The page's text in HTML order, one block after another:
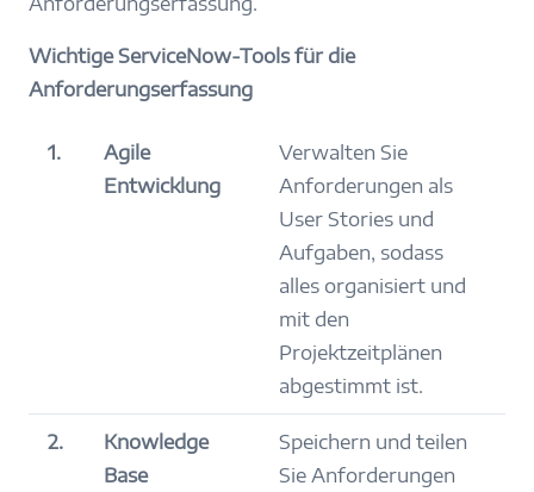
Wichtige ServiceNow-Tools für die
Anforderungserfassung
1.
Agile
Entwicklung
Verwalten Sie
Anforderungen als
User Stories und
Aufgaben, sodass
alles organisiert und
mit den
Projektzeitplänen
abgestimmt ist.
2.
Knowledge
Base
Speichern und teilen
Sie Anforderungen